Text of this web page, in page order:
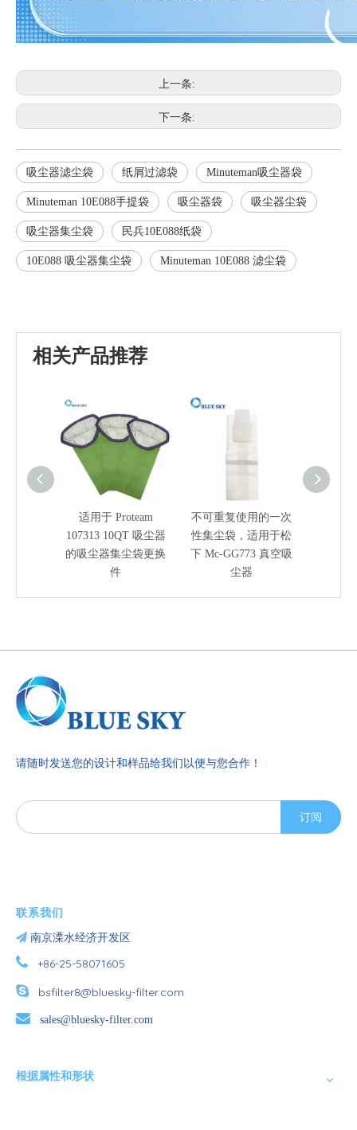
上一条:
下一条:
吸尘器滤尘袋 纸屑过滤袋 Minuteman吸尘器袋
Minuteman 10E088手提袋 吸尘器袋 吸尘器尘袋
吸尘器集尘袋 民兵10E088纸袋
10E088 吸尘器集尘袋 Minuteman 10E088 滤尘袋
相关产品推荐
适用于 Proteam
107313 10QT 吸尘器
的吸尘器集尘袋更换
件
不可重复使用的一次
性集尘袋，适用于松
下 Mc-GG773 真空吸
尘器
请随时发送您的设计和样品给我们以便与您合作！
订阅
联系我们
 南京溧水经济开发区
 +86-25-58071605

bsfilter8@bluesky-filter.com

sales@bluesky-filter.com
根据属性和形状